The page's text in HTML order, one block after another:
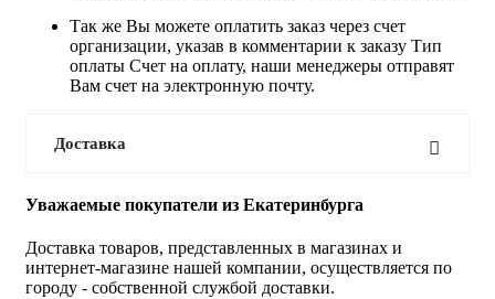
Так же Вы можете оплатить заказ через счет
организации, указав в комментарии к заказу Тип
оплаты Счет на оплату, наши менеджеры отправят
Вам счет на электронную почту.
Доставка
Уважаемые покупатели из Екатеринбурга
Доставка товаров, представленных в магазинах и
интернет-магазине нашей компании, осуществляется по
городу - собственной службой доставки.